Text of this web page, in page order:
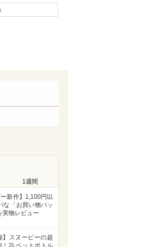
1週間
新作】1,100円以
な「お買い物バッ
実物レビュー
】スヌーピーの超
！2Lペットボトル